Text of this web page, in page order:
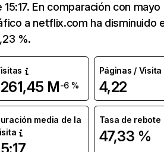
15:17. En comparación con mayo
a netflix.com ha disminuido
%.
M-6 %
Páginas / Visita
4,22
media de la
Tasa de rebote
47,33 %